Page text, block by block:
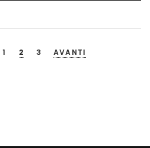
1 2 3 AVANTI